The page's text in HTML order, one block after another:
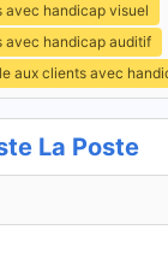
avec handicap visuel
avec handicap auditif
aux clients avec
La Poste